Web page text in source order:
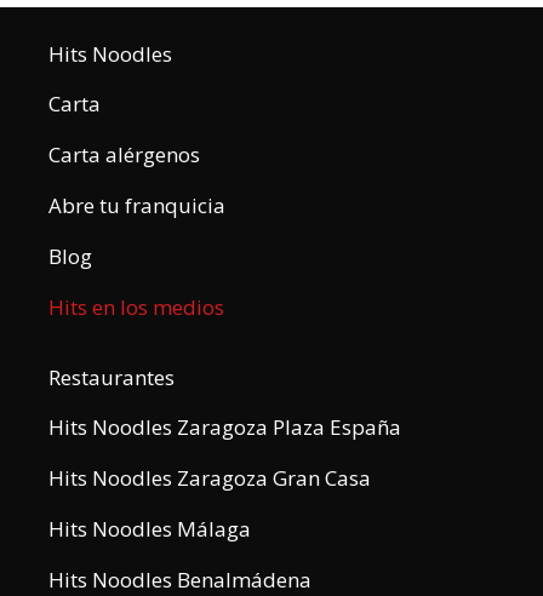
Hits Noodles
Carta
Carta alérgenos
Abre tu franquicia
Blog
Hits en los medios
Restaurantes
Hits Noodles Zaragoza Plaza España
Hits Noodles Zaragoza Gran Casa
Hits Noodles Málaga
Hits Noodles Benalmádena